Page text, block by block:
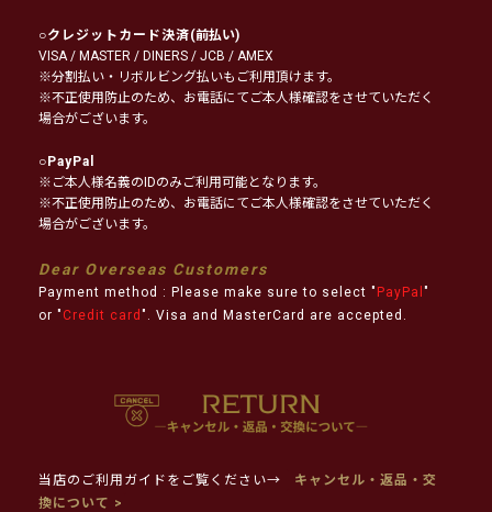
○クレジットカード決済(前払い)
VISA / MASTER / DINERS / JCB / AMEX
※分割払い・リボルビング払いもご利用頂けます。
※不正使用防止のため、お電話にてご本人様確認をさせていただく
場合がございます。
○PayPal
※ご本人様名義のIDのみご利用可能となります。
※不正使用防止のため、お電話にてご本人様確認をさせていただく
場合がございます。
Dear Overseas Customers
Payment method : Please make sure to select " PayPal "
or " Credit card ". Visa and MasterCard are accepted.
当店のご利用ガイドをご覧ください→
キャンセル・返品・交
換について >